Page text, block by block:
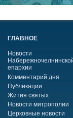
ГЛАВНОЕ
Новости
епархии
Комментарий дня
Публикации
Жития святых
Новости митрополии
Церковные новости